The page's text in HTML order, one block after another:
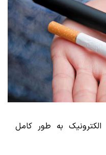
الکترونیک به طور کامل